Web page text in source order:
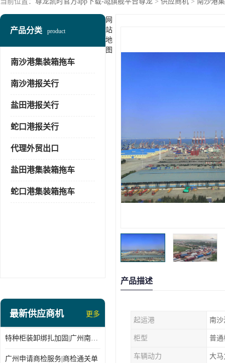
产品分类 product
南沙港集装箱拖车
南沙港报关行
盐田港报关行
蛇口港报关行
代理外贸出口
盐田港集装箱拖车
蛇口港集装箱拖车
最新供应商机 更多
特种柜装卸绑扎加固|广州南沙仓库装卸
广州申请商检服务|商检通关单
产品描述
起运港 南沙
柜型 普通
车辆动力 大马
网
站
地
图